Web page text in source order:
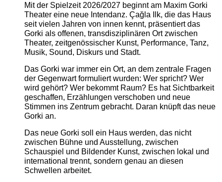
Mit der Spielzeit 2026/2027 beginnt am Maxim Gorki
Theater eine neue Intendanz. Çağla Ilk, die das Haus
seit vielen Jahren von innen kennt, präsentiert das
Gorki als offenen, transdisziplinären Ort zwischen
Theater, zeitgenössischer Kunst, Performance, Tanz,
Musik, Sound, Diskurs und Stadt.
Das Gorki war immer ein Ort, an dem zentrale Fragen
der Gegenwart formuliert wurden: Wer spricht? Wer
wird gehört? Wer bekommt Raum? Es hat Sichtbarkeit
geschaffen, Erzählungen verschoben und neue
Stimmen ins Zentrum gebracht. Daran knüpft das neue
Gorki an.
Das neue Gorki soll ein Haus werden, das nicht
zwischen Bühne und Ausstellung, zwischen
Schauspiel und Bildender Kunst, zwischen lokal und
international trennt, sondern genau an diesen
Schwellen arbeitet.